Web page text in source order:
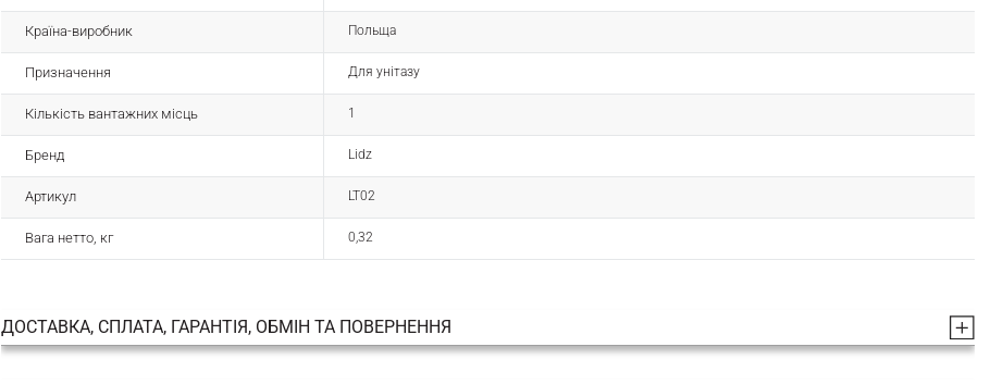
Країна-виробник Польща
Призначення Для унітазу
Кількість вантажних місць 1
Бренд Lidz
Артикул LT02
Вага нетто, кг 0,32
ДОСТАВКА, СПЛАТА, ГАРАНТІЯ, ОБМІН ТА ПОВЕРНЕННЯ